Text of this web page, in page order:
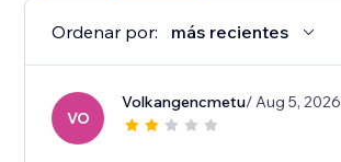
Ordenar por: más recientes
VO
Volkangencmetu/ Aug 5, 2026